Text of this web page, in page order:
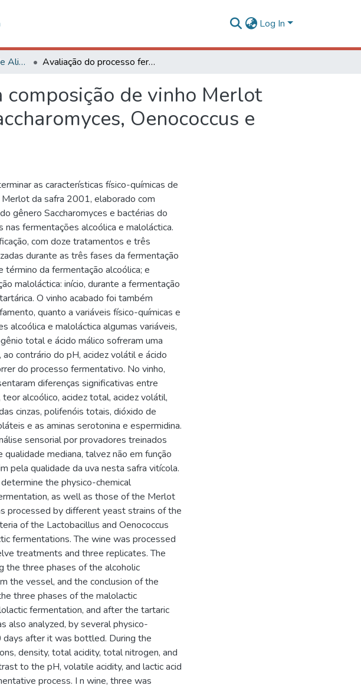
Log In
Ciência e Tecnologia de Alimentos Avaliação do processo fermentativo e da composição de vinho Merlot elaborado com diferentes espécies de Saccharomyces, Oenococcus e Lactobacillus
de vinho Merlot
Oenococcus e
as características físico-químicas de
da safra 2001, elaborado com
gênero Saccharomyces e bactérias do
fermentações alcoólica e maloláctica.
com doze tratamentos e três
durante as três fases da fermentação
término da fermentação alcoólica; e
maloláctica: início, durante a fermentação
O vinho acabado foi também
quanto a variáveis físico-químicas e
alcoólica e maloláctica algumas variáveis,
total e ácido málico sofreram uma
contrário do pH, acidez volátil e ácido
do processo fermentativo. No vinho,
diferenças significativas entre
alcoólico, acidez total, acidez volátil,
cinzas, polifenóis totais, dióxido de
e as aminas serotonina e espermidina.
sensorial por provadores treinados
mediana, talvez não em função
pela qualidade da uva nesta safra vitícola.
the physico-chemical
as well as those of the Merlot
processed by different yeast strains of the
of the Lactobacillus and Oenococcus
fermentations. The wine was processed
treatments and three replicates. The
the three phases of the alcoholic
the vessel, and the conclusion of the
three phases of the malolactic
fermentation, and after the tartaric
also analyzed, by several physico-
days after it was bottled. During the
density, total acidity, total nitrogen, and
to the pH, volatile acidity, and lactic acid
process. I n wine, three was